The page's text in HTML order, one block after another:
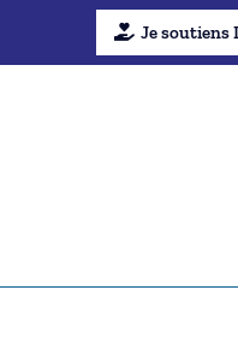
Je soutiens